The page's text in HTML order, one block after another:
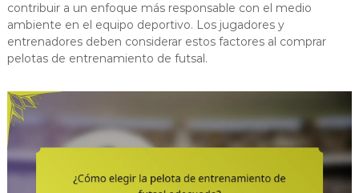
contribuir a un enfoque más responsable con el medio
ambiente en el equipo deportivo. Los jugadores y
entrenadores deben considerar estos factores al comprar
pelotas de entrenamiento de futsal.